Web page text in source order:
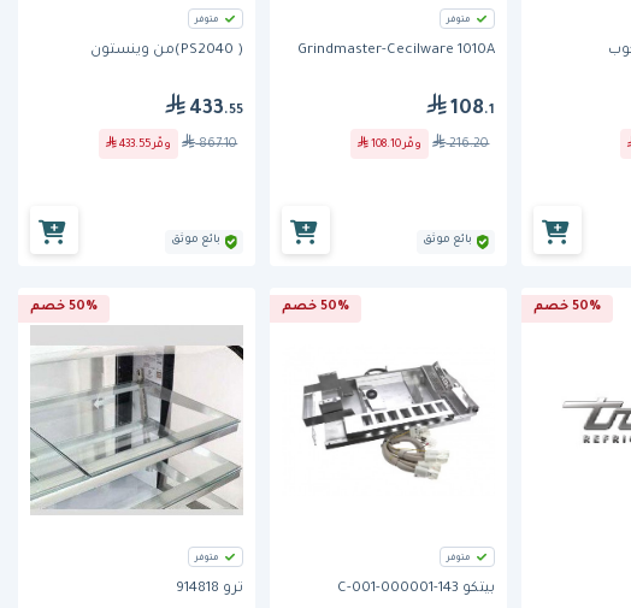
متوفر
Grindmaster-Cecilware 1010A
108.1
216.20 وفّر108.10
بائع موثق
متوفر
( PS2040)من وينستون
433.55
867.10 وفّر433.55
بائع موثق
50% خصم 50% خصم
متوفر
بيتكو 143-000001-001-C
50% خصم
متوفر
ترو 914818